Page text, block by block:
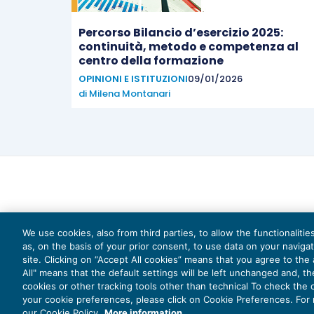
Percorso Bilancio d’esercizio 2025:
continuità, metodo e competenza al
centro della formazione
OPINIONI E ISTITUZIONI09/01/2026
di Milena Montanari
We use cookies, also from third parties, to allow the
as, on the basis of your prior consent, to use data on your
site. Clicking on “Accept All cookies” means that you agree to
All" means that the default settings will be left unchanged and,
cookies or other tracking tools other than technical To check the
your cookie preferences, please click on Cookie Preferences.